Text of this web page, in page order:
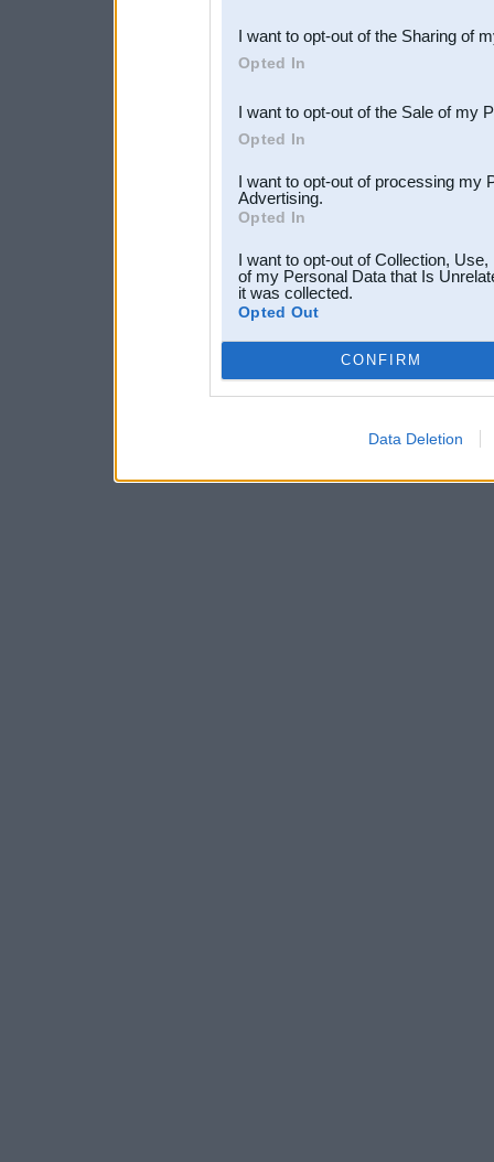
Downstream Participants
third parties.
I want to opt-out of the Sharing of
Opted In
I want to opt-out of the Sale of my
Opted In
I want to opt-out of processing my
Advertising.
Opted In
I want to opt-out of Collection,
of my Personal Data that Is
it was collected.
Opted Out
CONFIRM
Data Deletion